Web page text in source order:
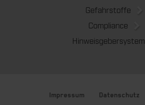
Gefahrstoffe
Compliance
Hinweisgebersystem
Impressum Datenschutz